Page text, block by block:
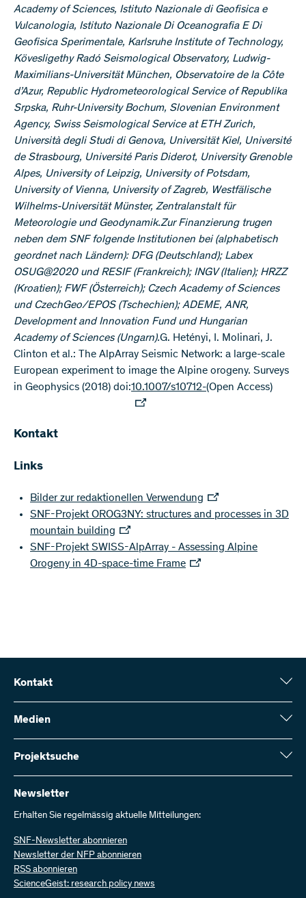
Academy of Sciences, Istituto Nazionale di Geofisica e
Vulcanologia, Istituto Nazionale Di Oceanografia E Di
Geofisica Sperimentale, Karlsruhe Institute of Technology,
Kövesligethy Radó Seismological Observatory, Ludwig-
Maximilians-Universität München, Observatoire de la Côte
d’Azur, Republic Hydrometeorological Service of Republika
Srpska, Ruhr-University Bochum, Slovenian Environment
Agency, Swiss Seismological Service at ETH Zurich,
Università degli Studi di Genova, Universität Kiel, Université
de Strasbourg, Université Paris Diderot, University Grenoble
Alpes, University of Leipzig, University of Potsdam,
University of Vienna, University of Zagreb, Westfälische
Wilhelms-Universität Münster, Zentralanstalt für
Meteorologie und Geodynamik.Zur Finanzierung trugen
neben dem SNF folgende Institutionen bei (alphabetisch
geordnet nach Ländern): DFG (Deutschland); Labex
OSUG@2020 und RESIF (Frankreich); INGV (Italien); HRZZ
(Kroatien); FWF (Österreich); Czech Academy of Sciences
und CzechGeo/EPOS (Tschechien); ADEME, ANR,
Development and Innovation Fund und Hungarian
Academy of Sciences (Ungarn).G. Hetényi, I. Molinari, J.
Clinton et al.: The AlpArray Seismic Network: a large-scale
European experiment to image the Alpine orogeny. Surveys
in Geophysics (2018) doi:10.1007/s10712-(Open Access)
Kontakt
Links
Bilder zur redaktionellen Verwendung
SNF-Projekt OROG3NY: structures and processes in 3D
mountain building
SNF-Projekt SWISS-AlpArray - Assessing Alpine
Orogeny in 4D-space-time Frame
Kontakt
Schweizerischer Nationalfonds (SNF)
Wildhainweg 3
Kontakt aufnehmen
Rechnung senden
Bei uns arbeiten
Offene Stellen
Medien
Medienauskünfte
Jahresbericht
Projektsuche
Hier finden Sie umfangreiche Informationen zu den vom SNF
bewilligten Forschungsprojekten und Förderbeiträgen:
Projektsuche
Newsletter
Erhalten Sie regelmässig aktuelle Mitteilungen:
SNF-Newsletter abonnieren
Newsletter der NFP abonnieren
RSS abonnieren
ScienceGeist: research policy news